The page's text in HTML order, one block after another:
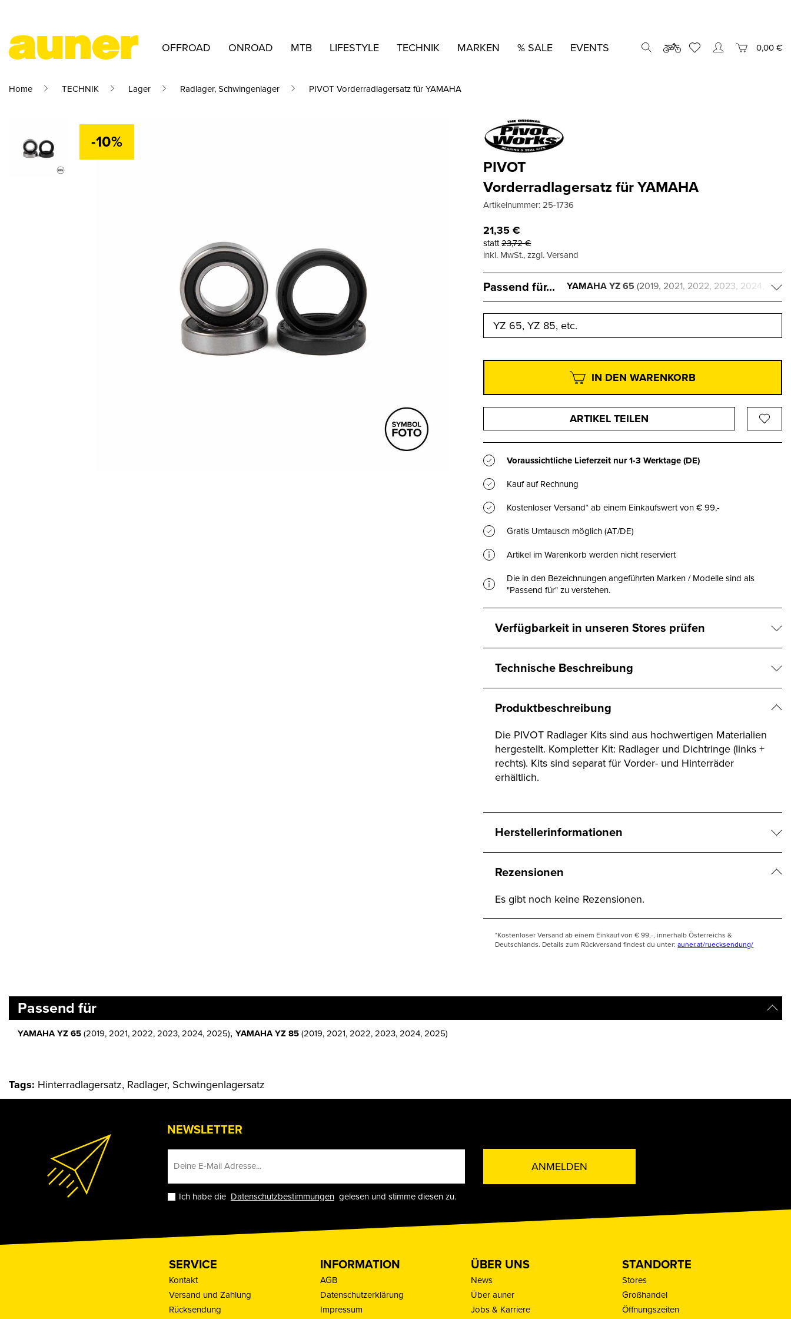
OFFROAD ONROAD MTB LIFESTYLE TECHNIK MARKEN % SALE EVENTS 0,00 €
Home TECHNIK Lager Radlager, Schwingenlager PIVOT Vorderradlagersatz für YAMAHA
-10%
PIVOT
Vorderradlagersatz für YAMAHA
Artikelnummer:25-1736
21,35€
statt23,72€
inkl. MwSt., zzgl. Versand
Passend für... YAMAHA YZ 65 (2019, 2021, 2022, 2023, 2024,
YZ 65, YZ 85, etc.
IN DEN WARENKORB
ARTIKEL TEILEN
Voraussichtliche Lieferzeit nur1-3 Werktage(DE)
Kauf auf Rechnung
Kostenloser Versand* ab einem Einkaufswert von € 99,-
Gratis Umtausch möglich (AT/DE)
Artikel im Warenkorb werden nicht reserviert
Die in den Bezeichnungen angeführten Marken / Modelle sind als
"Passend für" zu verstehen.
Verfügbarkeit in unseren Stores prüfen
Technische Beschreibung
Produktbeschreibung
Die PIVOT Radlager Kits sind aus hochwertigen Materialien
hergestellt. Kompletter Kit: Radlager und Dichtringe (links +
rechts). Kits sind separat für Vorder- und Hinterräder
erhältlich.
Herstellerinformationen
Rezensionen
Es gibt noch keine Rezensionen.
*Kostenloser Versand ab einem Einkauf von € 99,-, innerhalb Österreichs &
Deutschlands. Details zum Rückversand findest du unter:auner.at/ruecksendung/
Passend für
YAMAHA YZ 65(2019, 2021, 2022, 2023, 2024, 2025), YAMAHA YZ 85(2019, 2021, 2022, 2023, 2024, 2025)
Tags: Hinterradlagersatz, Radlager, Schwingenlagersatz
NEWSLETTER
Ich habe die Datenschutzbestimmungengelesen und stimme diesen zu.
ANMELDEN
SERVICE
Kontakt
Versand und Zahlung
Rücksendung
INFORMATION
AGB
Datenschutzerklärung
Impressum
ÜBER UNS
News
Über auner
Jobs & Karriere
STANDORTE
Stores
Großhandel
Öffnungszeiten